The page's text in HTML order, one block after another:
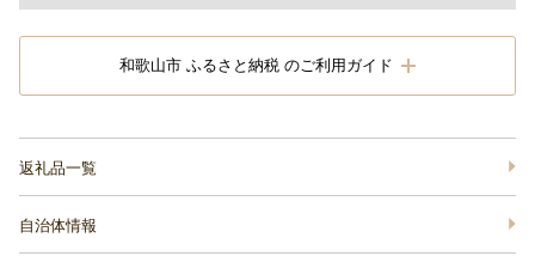
和歌山市 ふるさと納税 のご利用ガイド
返礼品一覧
自治体情報